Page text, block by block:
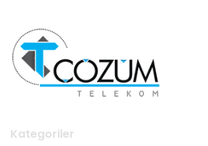
Kategoriler